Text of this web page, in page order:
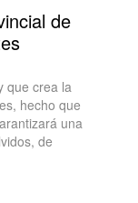
de
que crea la
hecho que
una
de